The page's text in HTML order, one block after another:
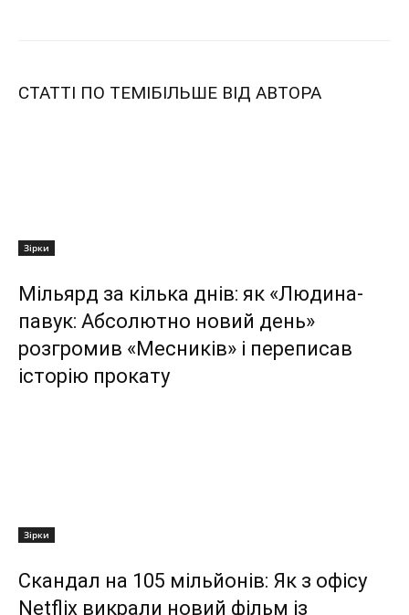
СТАТТІ ПО ТЕМІБІЛЬШЕ ВІД АВТОРА
Зірки
Мільярд за кілька днів: як «Людина-
павук: Абсолютно новий день»
розгромив «Месників» і переписав
історію прокату
Зірки
Скандал на 105 мільйонів: Як з офісу
Netflix викрали новий фільм із